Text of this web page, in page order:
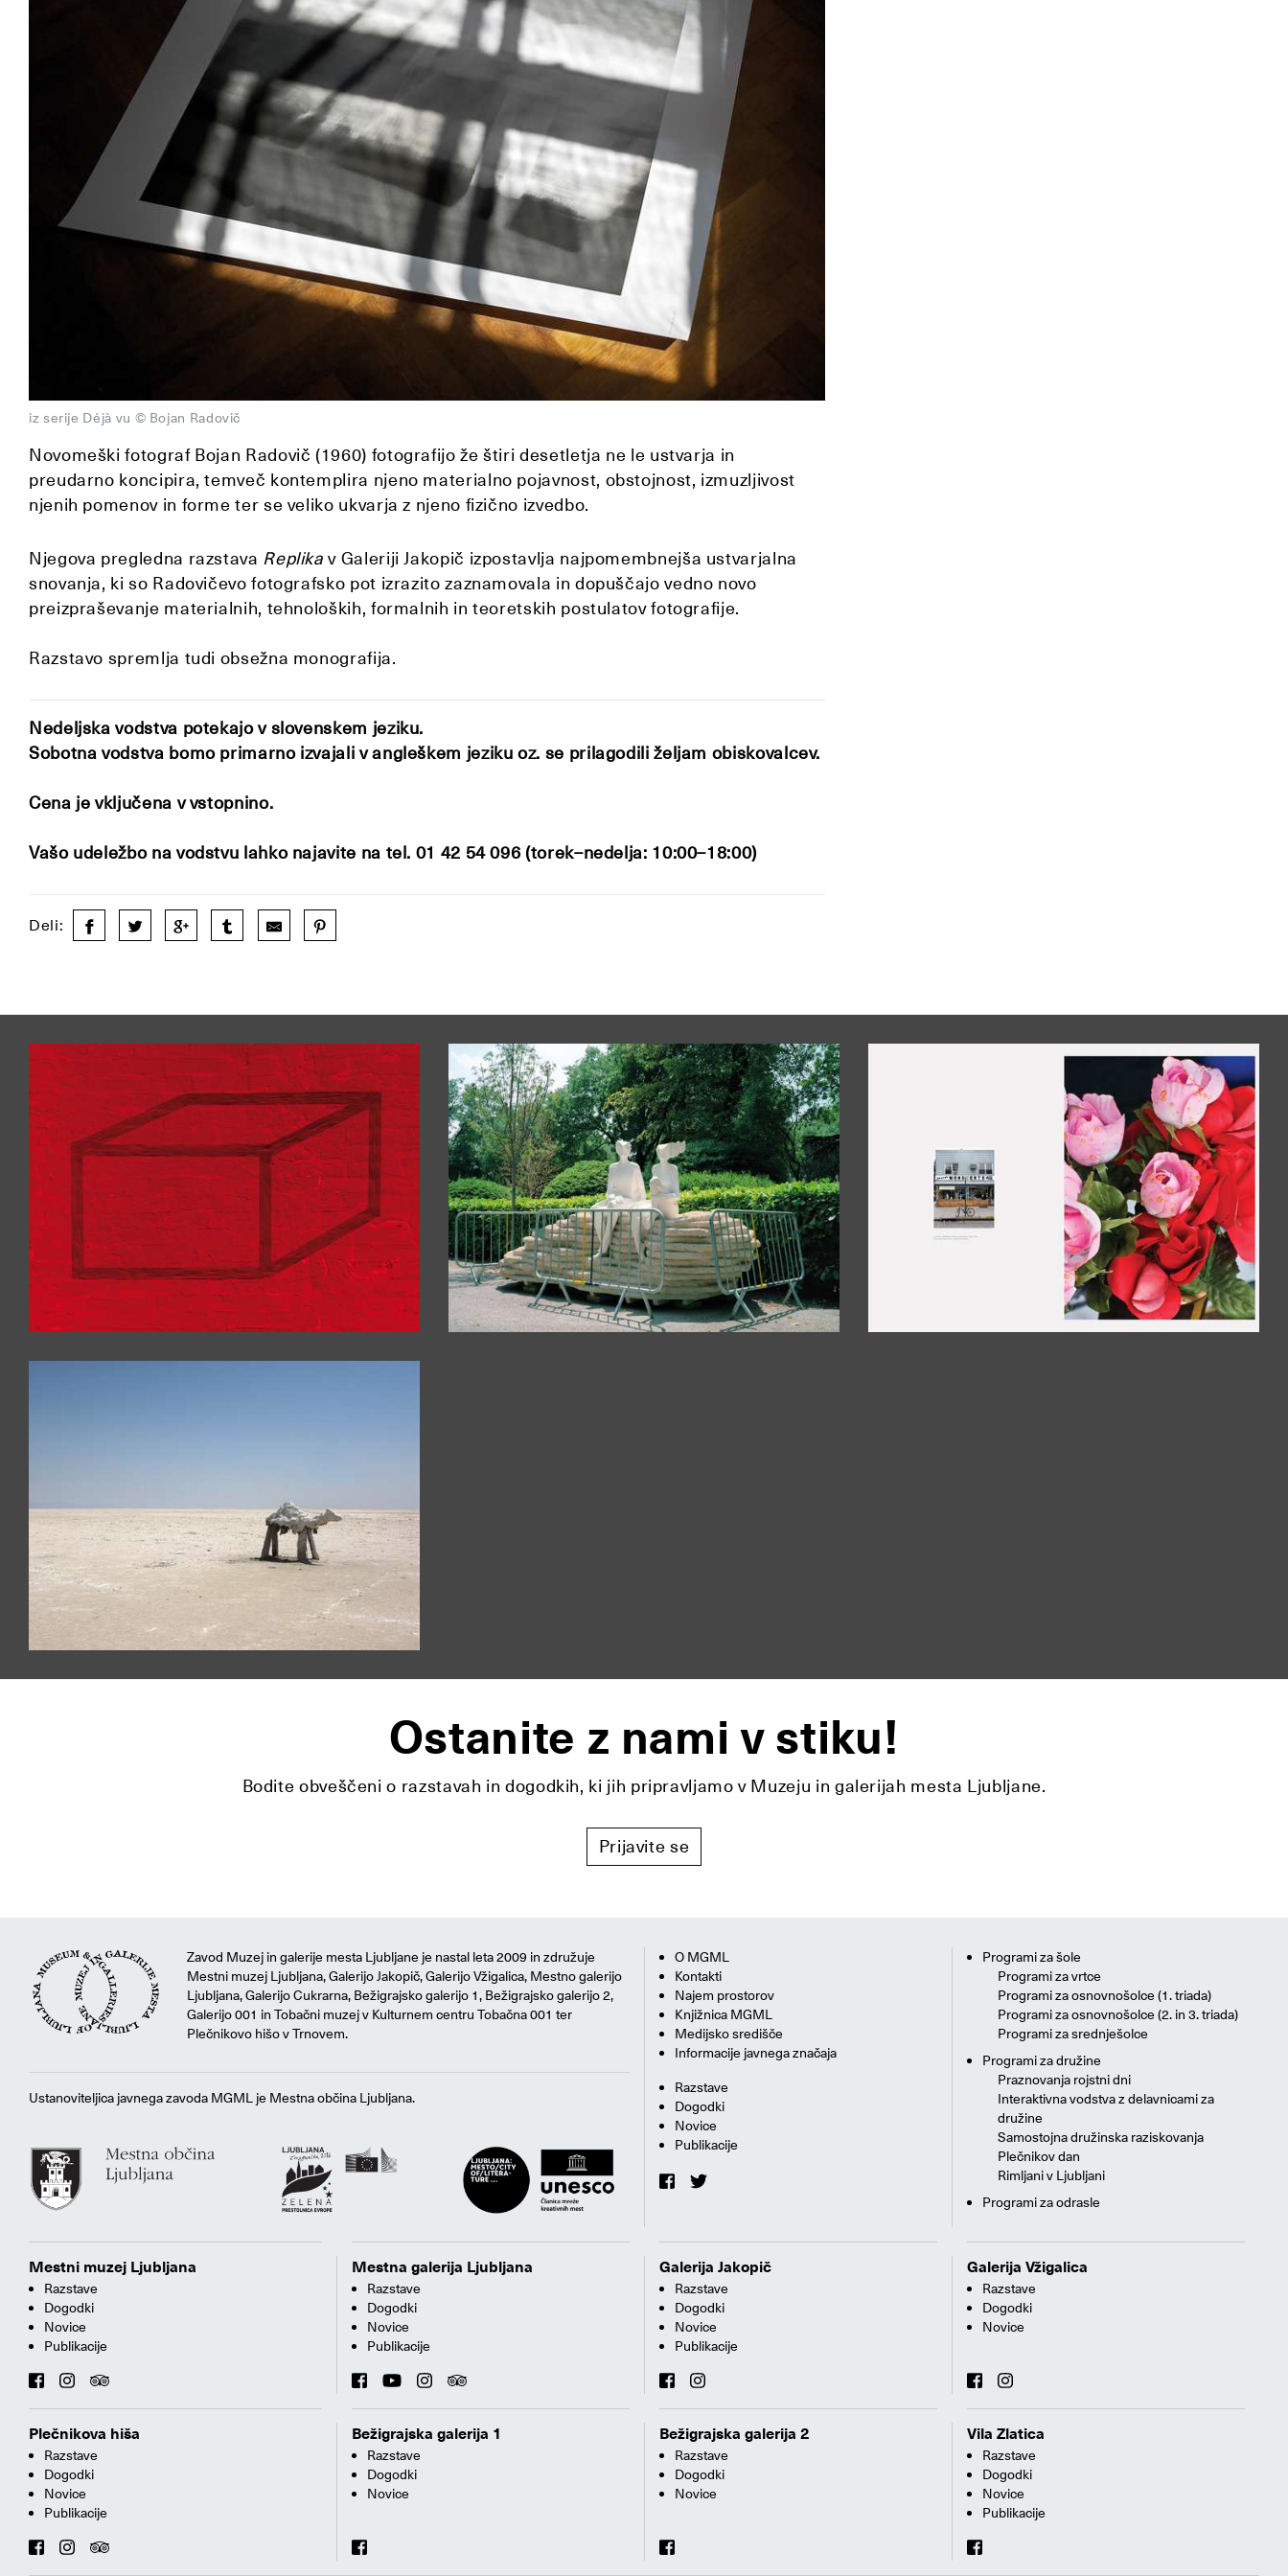
iz serije Déjà vu © Bojan Radovič
Novomeški fotograf Bojan Radovič (1960) fotografijo že štiri desetletja ne le ustvarja in
preudarno koncipira, temveč kontemplira njeno materialno pojavnost, obstojnost, izmuzljivost
njenih pomenov in forme ter se veliko ukvarja z njeno fizično izvedbo.
Njegova pregledna razstava Replika v Galeriji Jakopič izpostavlja najpomembnejša ustvarjalna
snovanja, ki so Radovičevo fotografsko pot izrazito zaznamovala in dopuščajo vedno novo
preizpraševanje materialnih, tehnoloških, formalnih in teoretskih postulatov fotografije.
Razstavo spremlja tudi obsežna monografija.
Nedeljska vodstva potekajo v slovenskem jeziku.
Sobotna vodstva bomo primarno izvajali v angleškem jeziku oz. se prilagodili željam obiskovalcev.
Cena je vključena v vstopnino.
Vašo udeležbo na vodstvu lahko najavite na tel. 01 42 54 096 (torek–nedelja: 10:00–18:00)
Deli:
Ostanite z nami v stiku!
Bodite obveščeni o razstavah in dogodkih, ki jih pripravljamo v Muzeju in galerijah mesta Ljubljane.
Prijavite se
Zavod Muzej in galerije mesta Ljubljane je nastal leta 2009 in združuje
Mestni muzej Ljubljana, Galerijo Jakopič, Galerijo Vžigalica, Mestno galerijo
Ljubljana, Galerijo Cukrarna, Bežigrajsko galerijo 1, Bežigrajsko galerijo 2,
Galerijo 001 in Tobačni muzej v Kulturnem centru Tobačna 001 ter
Plečnikovo hišo v Trnovem.
Ustanoviteljica javnega zavoda MGML je Mestna občina Ljubljana.
O MGML
Kontakti
Najem prostorov
Knjižnica MGML
Medijsko središče
Informacije javnega značaja
Razstave
Dogodki
Novice
Publikacije
Programi za šole
Programi za vrtce
Programi za osnovnošolce (1. triada)
Programi za osnovnošolce (2. in 3. triada)
Programi za srednješolce
Programi za družine
Praznovanja rojstni dni
Interaktivna vodstva z delavnicami za
družine
Samostojna družinska raziskovanja
Plečnikov dan
Rimljani v Ljubljani
Programi za odrasle
Mestni muzej Ljubljana
Razstave
Dogodki
Novice
Publikacije
Mestna galerija Ljubljana
Razstave
Dogodki
Novice
Publikacije
Galerija Jakopič
Razstave
Dogodki
Novice
Publikacije
Galerija Vžigalica
Razstave
Dogodki
Novice
Plečnikova hiša
Razstave
Dogodki
Novice
Publikacije
Bežigrajska galerija 1
Razstave
Dogodki
Novice
Bežigrajska galerija 2
Razstave
Dogodki
Novice
Vila Zlatica
Razstave
Dogodki
Novice
Publikacije